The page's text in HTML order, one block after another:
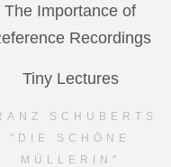
The Importance of
Recordings
Tiny Lectures
SCHUBERTS
"DIE SCHÖNE
MÜLLERIN"